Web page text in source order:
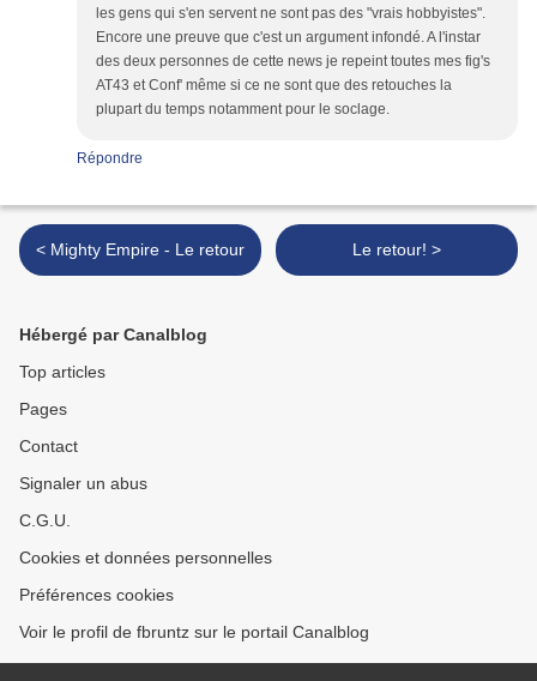
les gens qui s'en servent ne sont pas des "vrais hobbyistes".
Encore une preuve que c'est un argument infondé. A l'instar
des deux personnes de cette news je repeint toutes mes fig's
AT43 et Conf' même si ce ne sont que des retouches la
plupart du temps notamment pour le soclage.
Répondre
< Mighty Empire - Le retour Le retour! >
Hébergé par Canalblog
Top articles
Pages
Contact
Signaler un abus
C.G.U.
Cookies et données personnelles
Préférences cookies
Voir le profil de fbruntz sur le portail Canalblog